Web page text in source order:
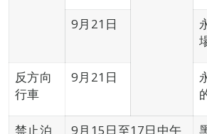
9月21日
反方向
行車
9月21日
禁止泊
9月15日至17日中午